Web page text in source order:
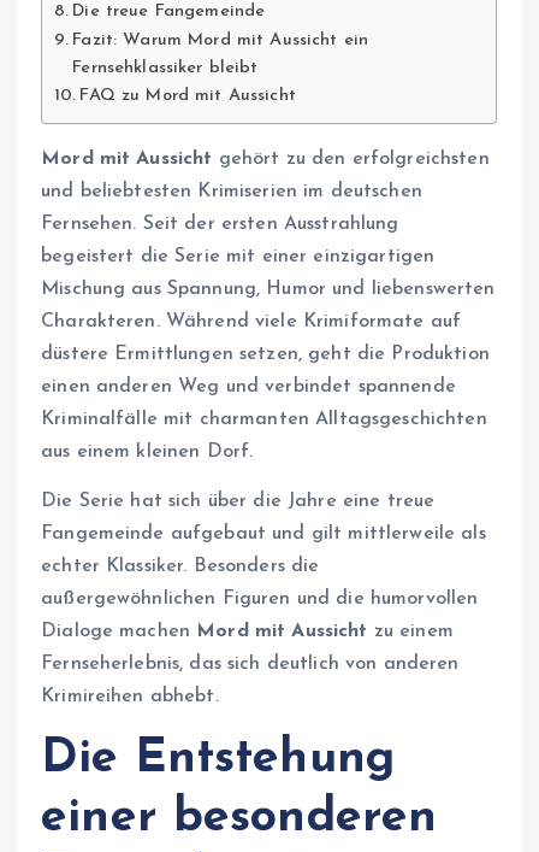
Die treue Fangemeinde
Fazit: Warum Mord mit Aussicht ein
Fernsehklassiker bleibt
FAQ zu Mord mit Aussicht
Mord mit Aussicht gehört zu den erfolgreichsten
und beliebtesten Krimiserien im deutschen
Fernsehen. Seit der ersten Ausstrahlung
begeistert die Serie mit einer einzigartigen
Mischung aus Spannung, Humor und liebenswerten
Charakteren. Während viele Krimiformate auf
düstere Ermittlungen setzen, geht die Produktion
einen anderen Weg und verbindet spannende
Kriminalfälle mit charmanten Alltagsgeschichten
aus einem kleinen Dorf.
Die Serie hat sich über die Jahre eine treue
Fangemeinde aufgebaut und gilt mittlerweile als
echter Klassiker. Besonders die
außergewöhnlichen Figuren und die humorvollen
Dialoge machen Mord mit Aussicht zu einem
Fernseherlebnis, das sich deutlich von anderen
Krimireihen abhebt.
Die Entstehung
einer besonderen